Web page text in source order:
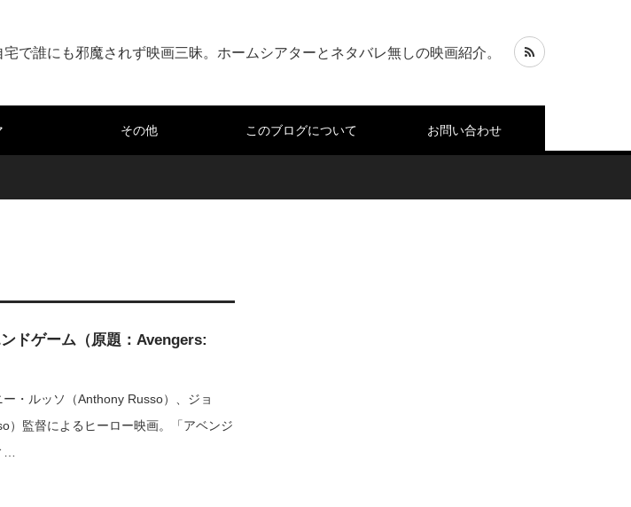
宅で誰にも邪魔されず映画三昧。ホームシアターとネタバレ無しの映画紹介。
その他 このブログについて お問い合わせ
ドゲーム（原題：Avengers:
・ルッソ（Anthony Russo）、ジョ
）監督によるヒーロー映画。「アベンジ
…